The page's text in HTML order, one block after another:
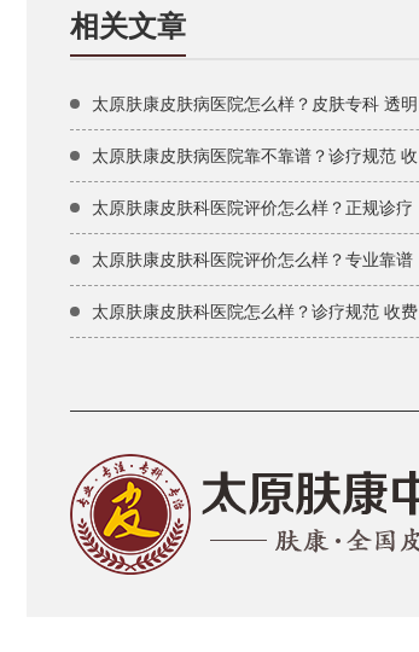
相关文章
太原肤康皮肤病医院怎么样？皮肤专科 透明
太原肤康皮肤病医院靠不靠谱？诊疗规范 收
太原肤康皮肤科医院评价怎么样？正规诊疗
太原肤康皮肤科医院评价怎么样？专业靠谱
太原肤康皮肤科医院怎么样？诊疗规范 收费